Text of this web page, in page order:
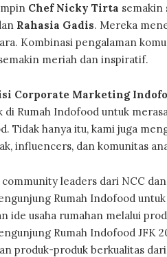
Chef Nicky Tirta semakin
Rahasia Gadis. Mereka
Kombinasi pengalaman
meriah dan inspiratif.
Corporate Marketing
Rumah Indofood untuk
Tidak hanya itu, kami juga
influencers, dan komunitas
leaders dari NCC
Rumah Indofood
ide usaha rumahan melalui
Rumah Indofood JFK
produk-produk berkualitas